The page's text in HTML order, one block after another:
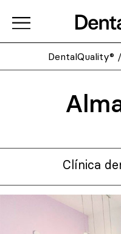
DentalQuality® /
Clínica